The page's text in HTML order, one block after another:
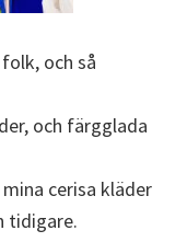
och så
och färgglada
cerisa kläder
tidigare.